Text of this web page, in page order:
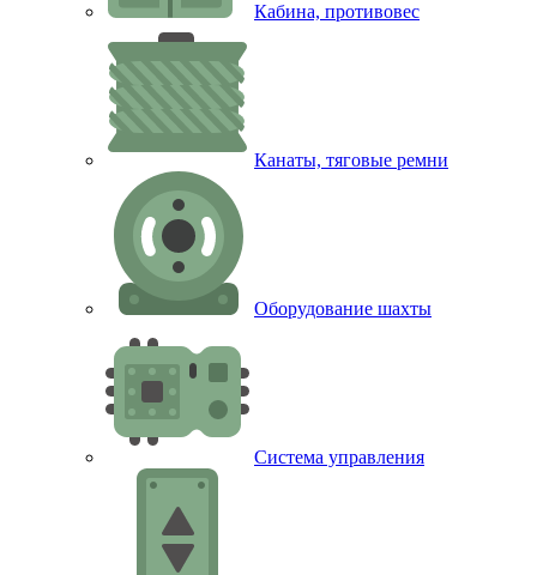
Кабина, противовес
Канаты, тяговые ремни
Оборудование шахты
Система управления